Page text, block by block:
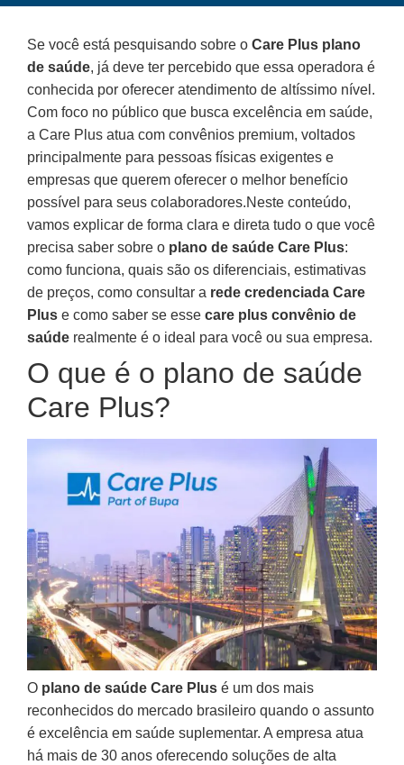
Se você está pesquisando sobre o Care Plus plano
de saúde, já deve ter percebido que essa operadora é
conhecida por oferecer atendimento de altíssimo nível.
Com foco no público que busca excelência em saúde,
a Care Plus atua com convênios premium, voltados
principalmente para pessoas físicas exigentes e
empresas que querem oferecer o melhor benefício
possível para seus colaboradores.Neste conteúdo,
vamos explicar de forma clara e direta tudo o que você
precisa saber sobre o plano de saúde Care Plus:
como funciona, quais são os diferenciais, estimativas
de preços, como consultar a rede credenciada Care
Plus e como saber se esse care plus convênio de
saúde realmente é o ideal para você ou sua empresa.
O que é o plano de saúde
Care Plus?
O plano de saúde Care Plus é um dos mais
reconhecidos do mercado brasileiro quando o assunto
é excelência em saúde suplementar. A empresa atua
há mais de 30 anos oferecendo soluções de alta